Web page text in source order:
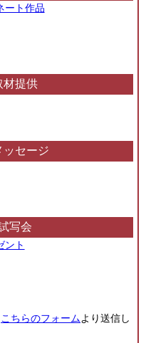
ート作品
材提供
ッセージ
写会
ント
こちらのフォームより送信し